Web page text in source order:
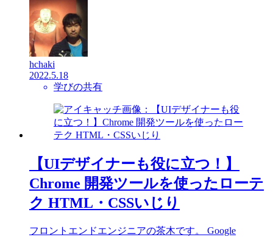
hchaki
2022.5.18
学びの共有
【UIデザイナーも役に立つ！】
Chrome 開発ツールを使ったローテ
ク HTML・CSSいじり
フロントエンドエンジニアの茶木です。 Google